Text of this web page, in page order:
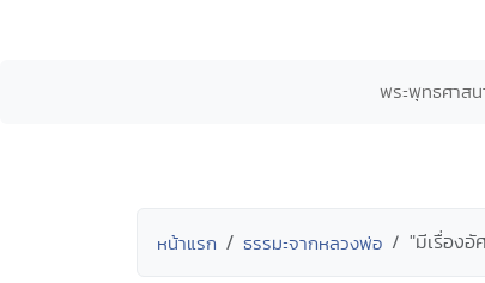
พระพุทธศาสน
หน้าแรก ธรรมะจากหลวงพ่อ "มีเรื่องอั